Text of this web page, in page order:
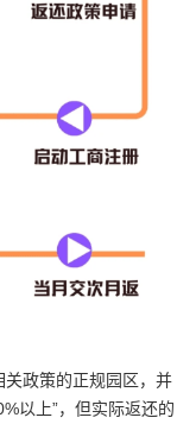
政策的正规园区，并
以上”，但实际返还的